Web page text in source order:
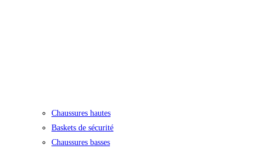
Chaussures hautes
Baskets de sécurité
Chaussures basses